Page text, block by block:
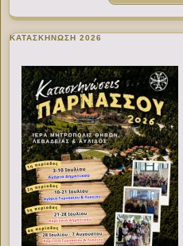
ΚΑΤΑΣΚΗΝΩΣΗ 2026